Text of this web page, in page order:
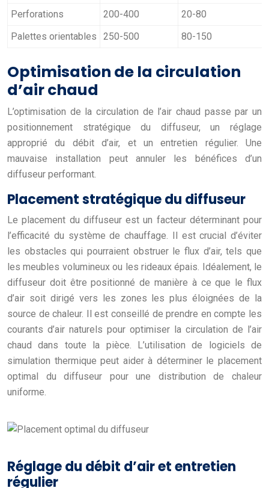
Perforations
200-400
20-80
Palettes orientables
250-500 80-150
Optimisation de la circulation
d’air chaud
L’optimisation de la circulation de l’air chaud passe par un
positionnement stratégique du diffuseur, un réglage
approprié du débit d’air, et un entretien régulier. Une
mauvaise installation peut annuler les bénéfices d’un
diffuseur performant.
Placement stratégique du diffuseur
Le placement du diffuseur est un facteur déterminant pour
l’efficacité du système de chauffage. Il est crucial d’éviter
les obstacles qui pourraient obstruer le flux d’air, tels que
les meubles volumineux ou les rideaux épais. Idéalement, le
diffuseur doit être positionné de manière à ce que le flux
d’air soit dirigé vers les zones les plus éloignées de la
source de chaleur. Il est conseillé de prendre en compte les
courants d’air naturels pour optimiser la circulation de l’air
chaud dans toute la pièce. L’utilisation de logiciels de
simulation thermique peut aider à déterminer le placement
optimal du diffuseur pour une distribution de chaleur
uniforme.
Réglage du débit d’air et entretien
régulier